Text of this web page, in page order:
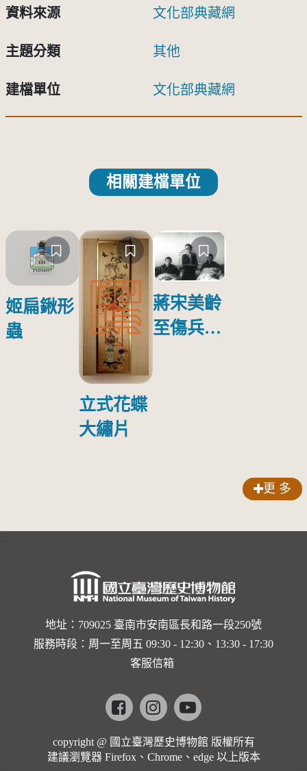
資料來源 文化部典藏網
主題分類 其他
建檔單位 文化部典藏網
相關建檔單位
姬扁鍬形
蟲
立式花蝶
大繡片
蔣宋美齡
至傷兵醫
傷日本戰
更 多
地址：709025 臺南市安南區長和路一段250號
服務時段：周一至周五 09:30 - 12:30、13:30 - 17:30
客服信箱
Facebookinstagramyoutube
copyright @ 國立臺灣歷史博物館 版權所有
建議瀏覽器 Firefox、Chrome、edge 以上版本